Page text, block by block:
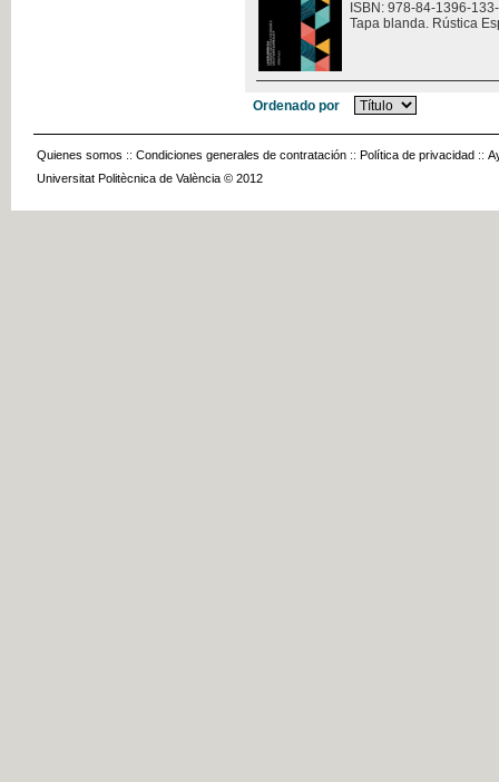
ISBN: 978-84-1396-
Tapa blanda. Rústica
Ordenado por
Quienes somos :: Condiciones generales de contratación :: Política de privacidad ::
Universitat Politècnica de València © 2012